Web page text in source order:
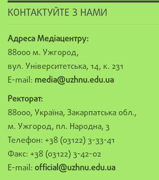
КОНТАКТУЙТЕ З НАМИ
Адреса Медіацентру:
88000 м. Ужгород,
вул. Університетська, 14, к. 231
E-mail: media@uzhnu.edu.ua
Ректорат:
88000, Україна, Закарпатська обл.,
м. Ужгород, пл. Народна, 3
Телефон: +38 (03122) 3-33-41
Факс: +38 (03122) 3-42-02
E-mail: official@uzhnu.edu.ua